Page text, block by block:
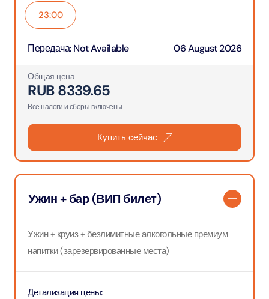
23:00
Передача:Not Available 06 August 2026
Общая цена
RUB8339.65
Все налоги и сборы включены
Купить сейчас
Ужин + бар (ВИП билет)
Ужин + круиз + безлимитные алкогольные премиум
напитки (зарезервированные места)
Детализация цены: